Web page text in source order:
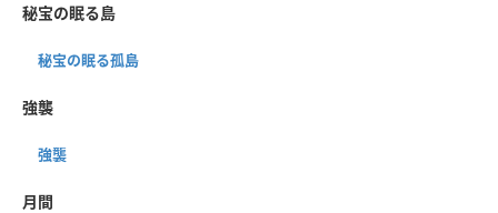
秘宝の眠る島
秘宝の眠る孤島
強襲
強襲
月間